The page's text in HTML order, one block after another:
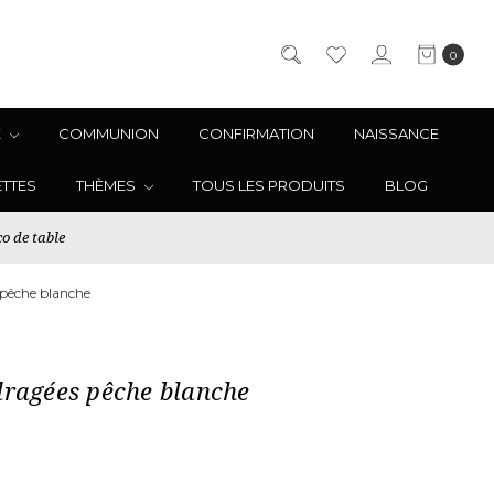
0
COMMUNION CONFIRMATION NAISSANCE
THÈMES TOUS LES PRODUITS BLOG
de table
blanche
pêche blanche